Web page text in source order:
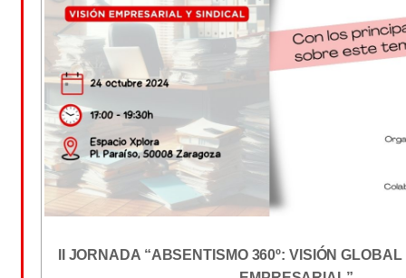
II JORNADA “ABSENTISMO 360º: VISIÓN